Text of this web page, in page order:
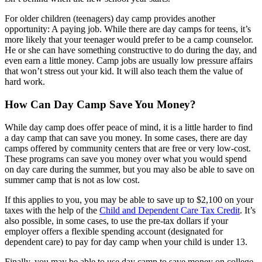
For older children (teenagers) day camp provides another
opportunity: A paying job. While there are day camps for teens, it’s
more likely that your teenager would prefer to be a camp counselor.
He or she can have something constructive to do during the day, and
even earn a little money. Camp jobs are usually low pressure affairs
that won’t stress out your kid. It will also teach them the value of
hard work.
How Can Day Camp Save You Money?
While day camp does offer peace of mind, it is a little harder to find
a day camp that can save you money. In some cases, there are day
camps offered by community centers that are free or very low-cost.
These programs can save you money over what you would spend
on day care during the summer, but you may also be able to save on
summer camp that is not as low cost.
If this applies to you, you may be able to save up to $2,100 on your
taxes with the help of the Child and Dependent Care Tax Credit. It’s
also possible, in some cases, to use the pre-tax dollars if your
employer offers a flexible spending account (designated for
dependent care) to pay for day camp when your child is under 13.